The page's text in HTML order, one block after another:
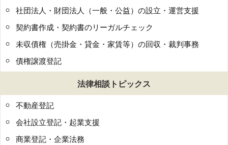
社団法人・財団法人（一般・公益）の設立・運営支援
契約書作成・契約書のリーガルチェック
未収債権（売掛金・貸金・家賃等）の回収・裁判事務
債権譲渡登記
法律相談トピックス
不動産登記
会社設立登記・起業支援
商業登記・企業法務